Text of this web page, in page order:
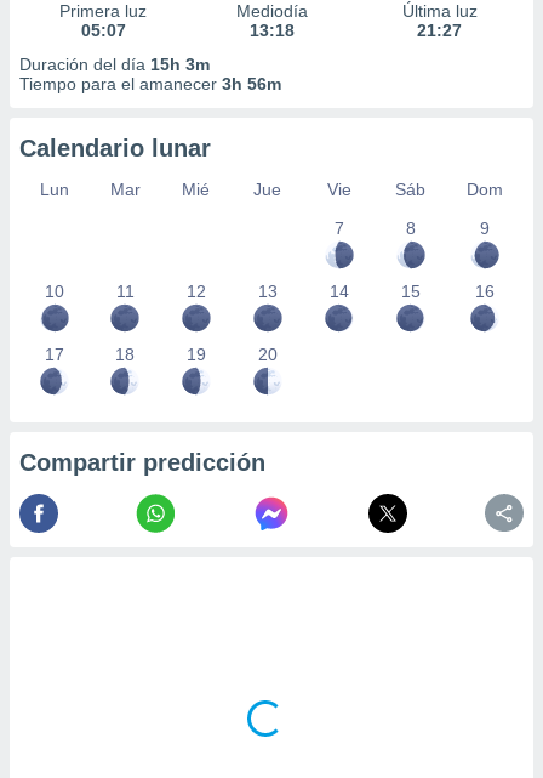
Primera luz
05:07
Mediodía
13:18
Última luz
21:27
Duración del día 15h 3m
Tiempo para el amanecer 3h 56m
Calendario lunar
Lun Mar Mié Jue Vie Sáb
Dom
7
8 9
10 11 12 13 14 15 16
17 18 19 20
Compartir predicción